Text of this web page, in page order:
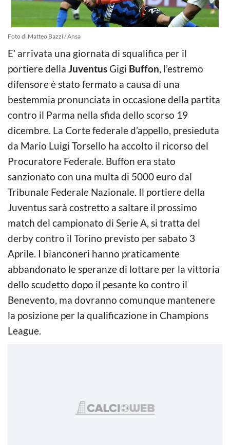
Foto di Matteo Bazzi / Ansa
E’ arrivata una giornata di squalifica per il
portiere della Juventus Gigi Buffon, l’estremo
difensore è stato fermato a causa di una
bestemmia pronunciata in occasione della partita
contro il Parma nella sfida dello scorso 19
dicembre. La Corte federale d’appello, presieduta
da Mario Luigi Torsello ha accolto il ricorso del
Procuratore Federale. Buffon era stato
sanzionato con una multa di 5000 euro dal
Tribunale Federale Nazionale. Il portiere della
Juventus sarà costretto a saltare il prossimo
match del campionato di Serie A, si tratta del
derby contro il Torino previsto per sabato 3
Aprile. I bianconeri hanno praticamente
abbandonato le speranze di lottare per la vittoria
dello scudetto dopo il pesante ko contro il
Benevento, ma dovranno comunque mantenere
la posizione per la qualificazione in Champions
League.